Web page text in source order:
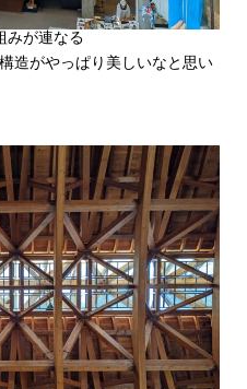
が連なる
造がやっぱり美しいなと思い